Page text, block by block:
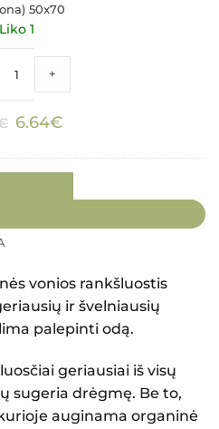
50x70
Liko 1
kiekis: Medvilninis virtuvinis
+
Original
6.99€.
6.64€Current
6.64€.
vonios rankšluostis
ir švelniausių
palepinti odą.
geriausiai iš visų
sugeria drėgmę. Be to,
auginama organinė